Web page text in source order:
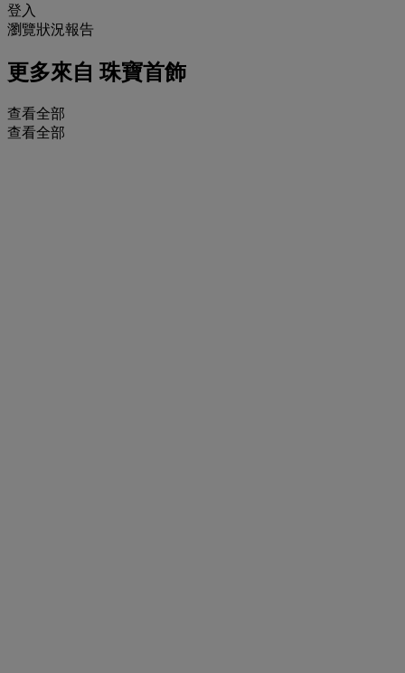
登入
瀏覽狀況報告
更多來自 珠寶首飾
查看全部
查看全部